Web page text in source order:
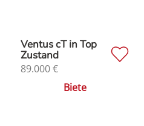
Ventus cT in Top
Zustand
89.000€
Biete